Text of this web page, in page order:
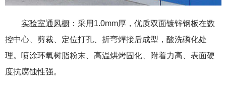
实验室通风橱：采用1.0mm厚，优质双面镀锌钢板在数
控中心、剪裁、定位打孔、折弯焊接后成型，酸洗磷化处
理。喷涂环氧树脂粉末、高温烘烤固化、附着力高、表面硬
度抗腐蚀性强。